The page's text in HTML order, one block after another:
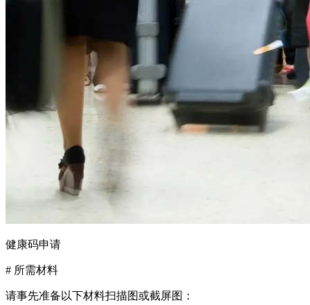
健康码申请
# 所需材料
请事先准备以下材料扫描图或截屏图：